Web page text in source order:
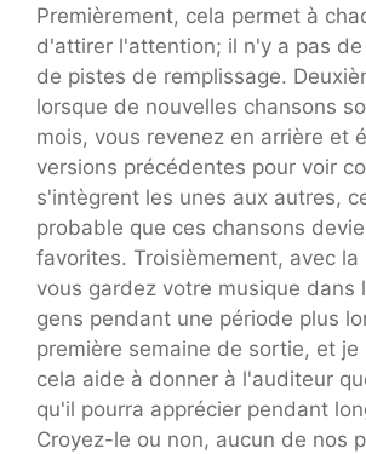
Premièrement, cela permet à
d'attirer l'attention; il n'y a pas de
de pistes de remplissage.
lorsque de nouvelles chansons
mois, vous revenez en arrière et
versions précédentes pour voir
s'intègrent les unes aux autres,
probable que ces chansons
favorites. Troisièmement, avec
vous gardez votre musique dans
gens pendant une période plus
première semaine de sortie, et je
cela aide à donner à l'auditeur
qu'il pourra apprécier pendant
Croyez-le ou non, aucun de nos